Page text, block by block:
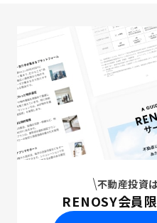
不動産投資
RENOSY会員